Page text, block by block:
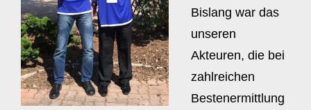
Bislang war das
unseren
Akteuren, die bei
zahlreichen
Bestenermittlung